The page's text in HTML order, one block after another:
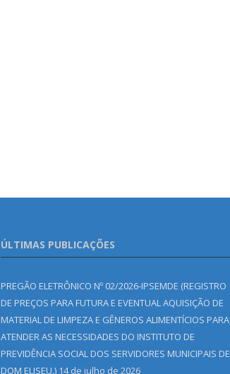
ÚLTIMAS PUBLICAÇÕES
PREGÃO ELETRÔNICO Nº 02/2026-IPSEMDE (REGISTRO
DE PREÇOS PARA FUTURA E EVENTUAL AQUISIÇÃO DE
MATERIAL DE LIMPEZA E GÊNEROS ALIMENTÍCIOS PARA
ATENDER AS NECESSIDADES DO INSTITUTO DE
PREVIDÊNCIA SOCIAL DOS SERVIDORES MUNICIPAIS DE
DOM ELISEU.) 14 de julho de 2026